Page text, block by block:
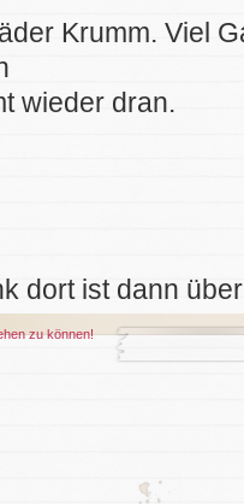
Krumm. Viel
wieder dran.
dort ist dann
zu können!